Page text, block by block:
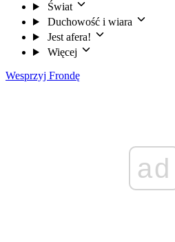
Świat
Duchowość i wiara
Jest afera!
Więcej
Wesprzyj Frondę
ad